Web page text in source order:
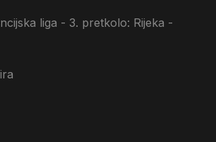
liga - 3. pretkolo: Rijeka -